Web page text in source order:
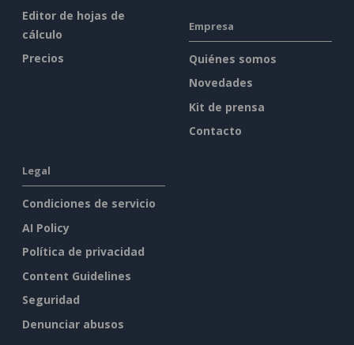
Editor de hojas de
cálculo
Precios
Empresa
Quiénes somos
Novedades
Kit de prensa
Contacto
Legal
Condiciones de servicio
AI Policy
Política de privacidad
Content Guidelines
Seguridad
Denunciar abusos